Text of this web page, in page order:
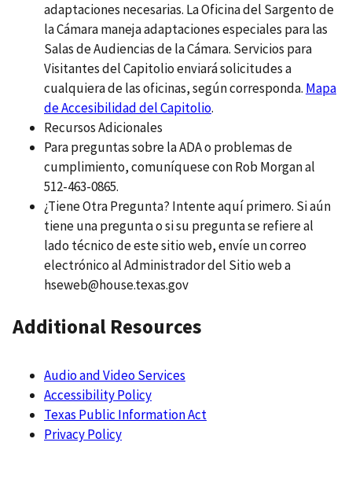
adaptaciones necesarias. La Oficina del Sargento de
la Cámara maneja adaptaciones especiales para las
Salas de Audiencias de la Cámara. Servicios para
Visitantes del Capitolio enviará solicitudes a
cualquiera de las oficinas, según corresponda. Mapa
de Accesibilidad del Capitolio.
Recursos Adicionales
Para preguntas sobre la ADA o problemas de
cumplimiento, comuníquese con Rob Morgan al
512-463-0865.
¿Tiene Otra Pregunta? Intente aquí primero. Si aún
tiene una pregunta o si su pregunta se refiere al
lado técnico de este sitio web, envíe un correo
electrónico al Administrador del Sitio web a
hseweb@house.texas.gov
Additional Resources
Audio and Video Services
Accessibility Policy
Texas Public Information Act
Privacy Policy